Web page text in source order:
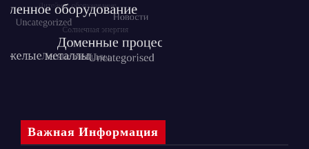
Важная Информация